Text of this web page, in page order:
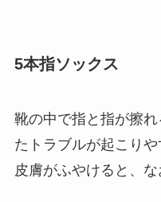
5本指ソックス
靴の中で指と指が擦
たトラブルが起こり
皮膚がふやけると、な